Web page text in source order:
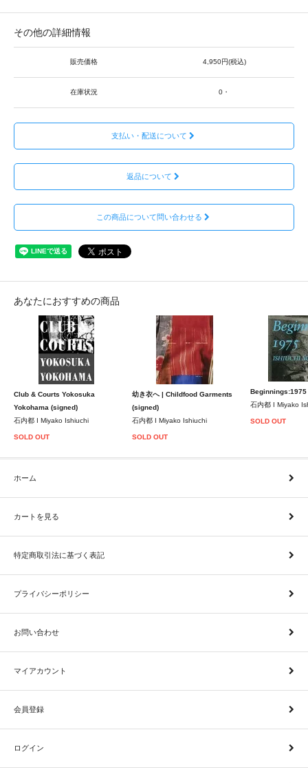
その他の詳細情報
販売価格 4,950円(税込)
在庫状況 0・
支払い・配送について
返品について
この商品について問い合わせる
あなたにおすすめの商品
Club & Courts Yokosuka
Yokohama (signed)
石内都 I Miyako Ishiuchi
SOLD OUT
幼き衣へ | Childfood Garments
(signed)
石内都 I Miyako Ishiuchi
SOLD OUT
Beginnings:1975
石内都 I Miyako
SOLD OUT
ホーム
カートを見る
特定商取引法に基づく表記
プライバシーポリシー
お問い合わせ
マイアカウント
会員登録
ログイン